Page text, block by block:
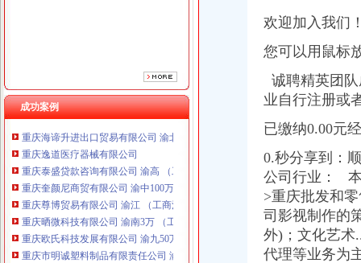
成功案例
重庆海谛升进出口贸易有限公司 渝北100万 （进出口权）
重庆逸道医疗器械有限公司
重庆泰盛贷款咨询有限公司 渝高 （工商注册）
重庆奎颜尼商贸有限公司 渝中100万 （工商注册）
重庆尊博贸易有限公司 渝江 （工商注册）
重庆晒微科技有限公司 渝南3万 （工商注册）
重庆欧氏科技发展有限公司 渝九50万 （进出口权）
重庆市明诚塑料制品有限责任公司 渝高100万 （进出口权）
重庆金品科技有限公司 渝南100万 （进出口权）
欢迎加入我们
您可以用鼠标
诚聘精英团
业自行注册或
已缴纳0.00元
0.秒分享到：
公司行业： 本
>重庆批发和
司影视制作的
外)；文化艺术
代理等业务为